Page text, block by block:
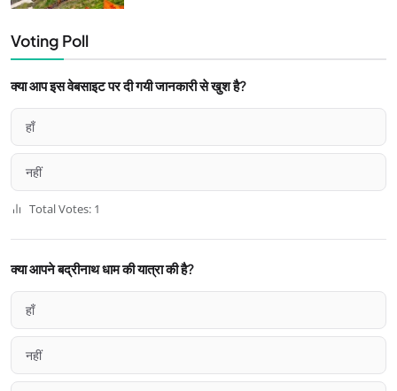
Voting Poll
क्या आप इस वेबसाइट पर दी गयी जानकारी से खुश है?
हाँ
नहीं
Total Votes: 1
क्या आपने बद्रीनाथ धाम की यात्रा की है?
हाँ
नहीं